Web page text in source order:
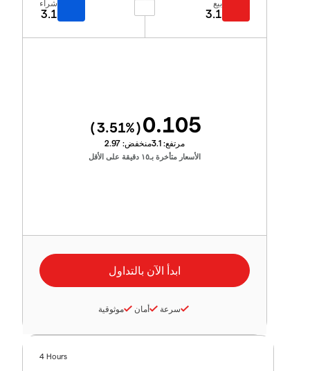
بيع
3.1
شراء
3.1
0.105
(
3.51%)
مرتفع: 3.1منخفض: 2.97
الأسعار متأخرة بـ١٥ دقيقة على الأقل
سرعة أمان موثوقية
4 Hours